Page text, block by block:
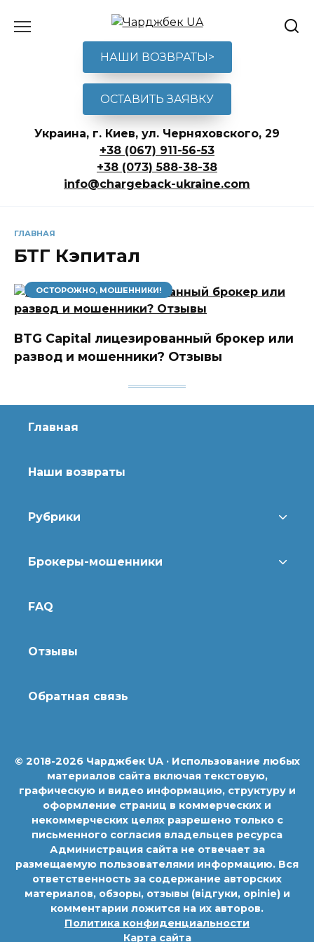
НАШИ ВОЗВРАТЫ>
ОСТАВИТЬ ЗАЯВКУ
Украина, г. Киев, ул. Черняховского, 29
+38 (067) 911-56-53
+38 (073) 588-38-38
info@chargeback-ukraine.com
ГЛАВНАЯ
БТГ Кэпитал
ОСТОРОЖНО, МОШЕННИКИ!
BTG Capital лицезированный брокер или
развод и мошенники? Отзывы
Главная
Наши возвраты
Рубрики
Брокеры-мошенники
FAQ
Отзывы
Обратная связь
© 2018-2026 Чарджбек UA · Использование любых
материалов сайта включая текстовую,
графическую и видео информацию, структуру и
оформление страниц в коммерческих и
некоммерческих целях разрешено только с
письменного согласия владельцев ресурса
Администрация сайта не отвечает за
размещаемую пользователями информацию. Вся
ответственность за содержание авторских
материалов, обзоры, отзывы (відгуки, opinie) и
комментарии ложится на их авторов.
Политика конфиденциальности
Карта сайта